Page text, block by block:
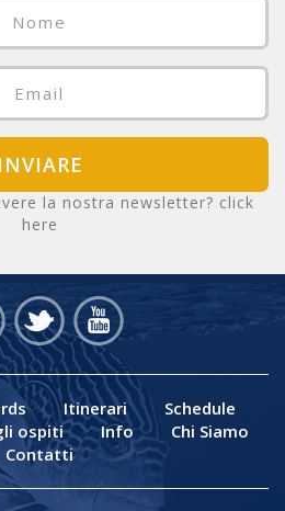
INVIARE
la nostra newsletter? click
here
Itinerari
Schedule
ospiti Info
Chi Siamo
Contatti